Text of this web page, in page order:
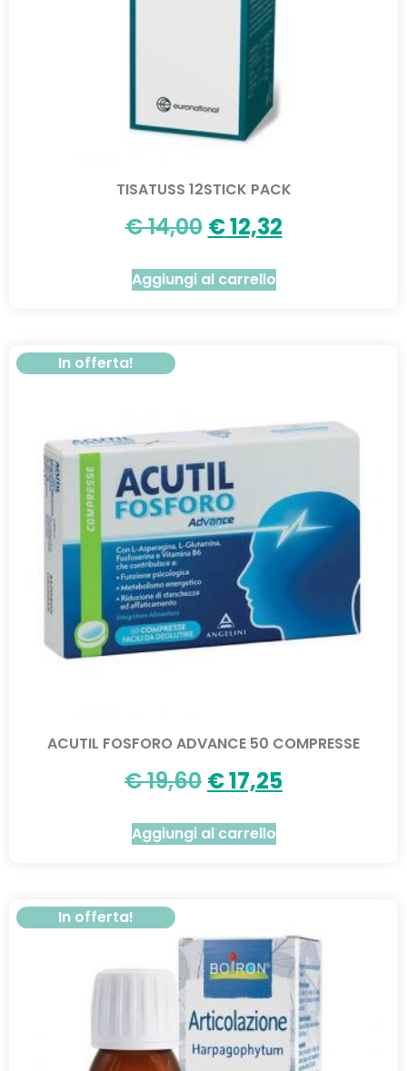
TISATUSS 12STICK PACK
€14,00 €12,32
Aggiungi al carrello
In offerta!
ACUTIL FOSFORO ADVANCE 50 COMPRESSE
€19,60 €17,25
Aggiungi al carrello
In offerta!